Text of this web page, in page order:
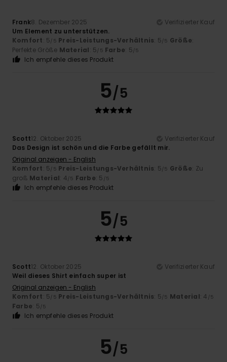
Frank8. Dezember 2025
Verifizierter Kauf
Um Element zu unterstützen.
Komfort: 5/5 Preis-Leistungs-Verhältnis: 5/5 Größe:
Perfekte Größe Material: 5/5 Farbe: 5/5
Ich empfehle dieses Produkt
5/5
Scott12. Oktober 2025
Verifizierter Kauf
Das Design ist schön und die Farbe gefällt mir.
Original anzeigen - English
Komfort: 5/5 Preis-Leistungs-Verhältnis: 5/5 Größe: Zu
groß Material: 4/5 Farbe: 5 /5
Ich empfehle dieses Produkt
5/5
Scott12. Oktober 2025
Verifizierter Kauf
Weil dieses Shirt einfach super ist
Original anzeigen - English
Komfort: 5/5 Preis-Leistungs-Verhältnis: 5/5 Material: 4 /5
Farbe: 5/5
Ich empfehle dieses Produkt
5/5